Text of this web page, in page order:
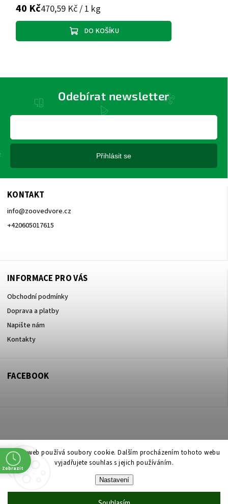
Tento web používá soubory cookie. Dalším procházením tohoto webu
vyjadřujete souhlas s jejich používáním.
Nastavení
40 Kč470,59 Kč / 1 kg
DO KOŠÍKU
KONTAKT
info@zoovedvore.cz
+420605017615
INFORMACE PRO VÁS
Obchodní podmínky
Doprava a platby
Napište nám
Kontakty
Odebírat newsletter
Přihlásit se
FACEBOOK
Copyright 2026 ZOO ve dvoře Praha 5. Všechna práva vyhrazena.
Upravit nastavení cookies
Shoptet| Design
Zobrazit